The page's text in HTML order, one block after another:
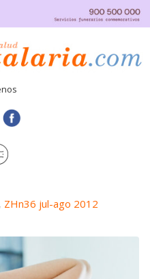
, ZHn36 jul-ago 2012